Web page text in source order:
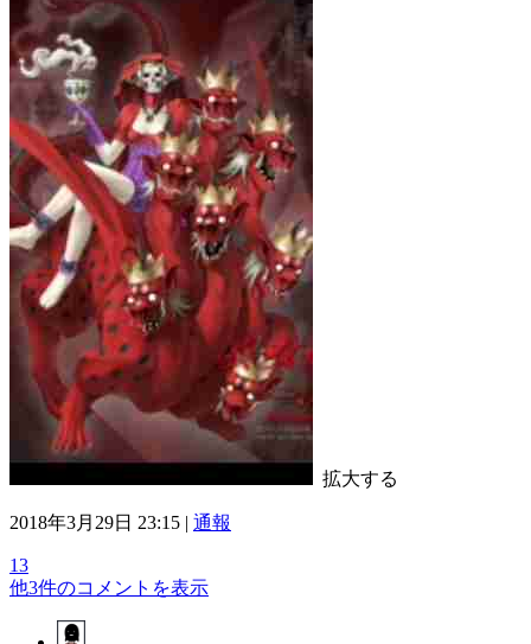
拡大する
2018年3月29日 23:15 | 通報
13
他3件のコメントを表示